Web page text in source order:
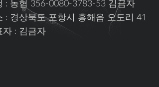
: 농협 356-0080-3783-53 김금자
: 경상북도 포항시 흥해읍 오도리 41
자 : 김금자